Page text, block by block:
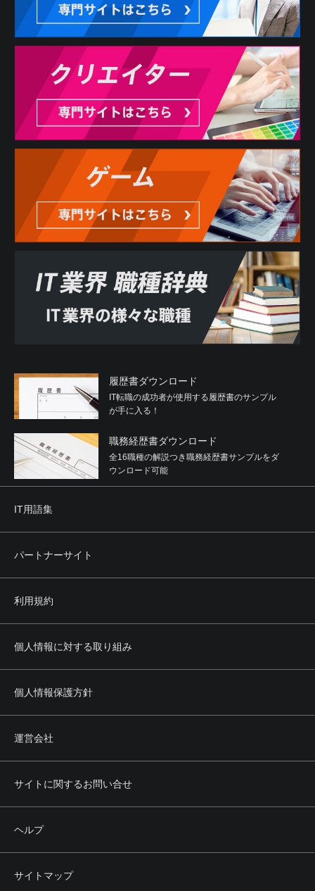
履歴書ダウンロード
IT転職の成功者が使用する履歴書のサンプル
が手に入る！
職務経歴書ダウンロード
全16職種の解説つき職務経歴書サンプルをダ
ウンロード可能
IT用語集
パートナーサイト
利用規約
個人情報に対する取り組み
個人情報保護方針
運営会社
サイトに関するお問い合せ
ヘルプ
サイトマップ